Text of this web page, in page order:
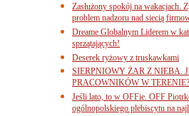
Zasłużony spokój na wakacjach.
problem nadzoru nad siecią
Dreame Globalnym Liderem w
sprzątających!
Deserek ryżowy z truskawkami
SIERPNIOWY ŻAR Z NIEBA.
PRACOWNIKÓW W TERENIE?
Jeśli lato, to w OFFie. OFF
ogólnopolskiego plebiscytu na